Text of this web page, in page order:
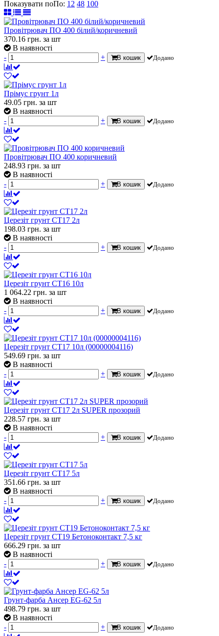
Показувати поПо: 12 48 100
Провітрювач ПО 400 білий/коричневий
370.16 грн. за шт
В наявності
-
+ В кошик Додано
Прімус грунт 1л
49.05 грн. за шт
В наявності
-
+ В кошик Додано
Провітрювач ПО 400 коричневий
248.93 грн. за шт
В наявності
-
+ В кошик Додано
Церезіт грунт СТ17 2л
198.03 грн. за шт
В наявності
-
+ В кошик Додано
Церезіт грунт СТ16 10л
1 064.22 грн. за шт
В наявності
-
+ В кошик Додано
Церезіт грунт СТ17 10л (00000004116)
549.69 грн. за шт
В наявності
-
+ В кошик Додано
Церезіт грунт СТ17 2л SUPER прозорий
228.57 грн. за шт
В наявності
-
+ В кошик Додано
Церезіт грунт СТ17 5л
351.66 грн. за шт
В наявності
-
+ В кошик Додано
Церезіт грунт СТ19 Бетоноконтакт 7,5 кг
666.29 грн. за шт
В наявності
-
+ В кошик Додано
Грунт-фарба Ансер EG-62 5л
498.79 грн. за шт
В наявності
-
+ В кошик Додано